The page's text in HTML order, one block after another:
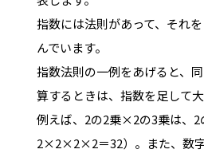
指数には法則があって、それ
んでいます。
指数法則の一例をあげると、
算するときは、指数を足して
例えば、2の2乗×2の3乗は、
2×2×2×2＝32）。また、数